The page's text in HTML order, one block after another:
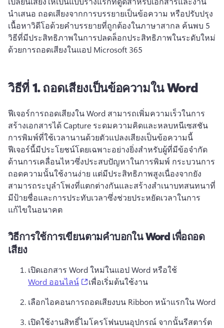
นําเสนอ ถอดเสียงจากการบรรยายเป็นข้อความ หรือปรับปรุง
เนื้อหาวิดีโอด้วยคําบรรยายที่ถูกต้องในภาษาสากล ค้นพบ 5
วิธีที่มีประสิทธิภาพในการปลดล็อกประสิทธิภาพในระดับใหม่
ด้วยการถอดเสียงในแอป Microsoft 365
วิธีที่ 1.ถอดเสียงเป็นข้อความใน Word
ฟีเจอร์การถอดเสียงใน Word สามารถเพิ่มความเร็วในการ
สร้างเอกสารได้ Capture ระดมความคิดและหลบหนีเซสชัน
ฟีเจอร์นี้มีประโยชน์โดยเฉพาะอย่างยิ่งสำหรับผู้ที่มีข้อจำกัด
ด้านการเคลื่อนไหวซึ่งประสบปัญหาในการพิมพ์ กระบวนการ
ถอดความนั้นใช้งานง่าย แต่มีประสิทธิภาพสูงเนื่องจากยัง
สามารถระบุลําโพงที่แตกต่างกันและสร้างสําเนาบทสนทนาที่
มีป้ายชื่อและการประทับเวลาซึ่งช่วยประหยัดเวลาในการ
แก้ไขในอนาคต
วิธีการใช้การเขียนตามคำบอกใน Word เพื่อถอด
เสียง
เปิดเอกสาร Word ใหม่ในแอป Word หรือใช้
Word ออนไลน์
(opens in a new tab)
เพื่อเริ่มต้นใช้งาน
เลือกไอคอนการถอดเสียงบน Ribbon หน้าแรกใน Word
เปิดใช้งานสิทธิ์ไมโครโฟนบนอุปกรณ์ จากนั้นรีสตาร์ต